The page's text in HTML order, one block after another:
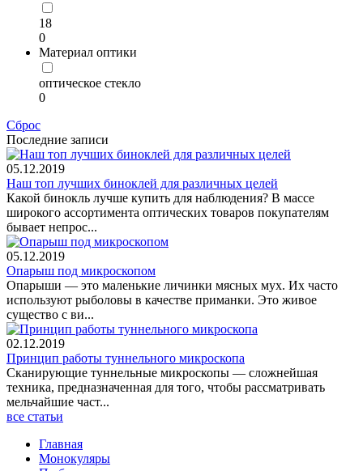
18
0
Материал оптики
оптическое стекло
0
Сброс
Последние записи
05.12.2019
Наш топ лучших биноклей для различных целей
Какой бинокль лучше купить для наблюдения? В массе
широкого ассортимента оптических товаров покупателям
бывает непрос...
05.12.2019
Опарыш под микроскопом
Опарыши — это маленькие личинки мясных мух. Их часто
используют рыболовы в качестве приманки. Это живое
существо с ви...
02.12.2019
Принцип работы туннельного микроскопа
Сканирующие туннельные микроскопы — сложнейшая
техника, предназначенная для того, чтобы рассматривать
мельчайшие част...
все статьи
Главная
Монокуляры